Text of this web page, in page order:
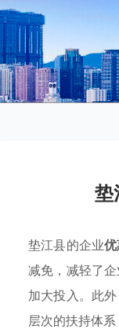
垫
垫江县的企业
减免，减轻了
加大投入。此
层次的扶持体